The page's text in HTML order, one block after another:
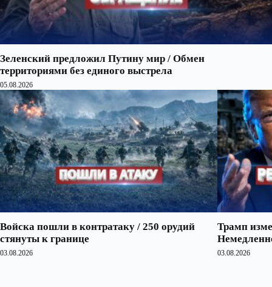
Зеленский предложил Путину мир / Обмен
территориями без единого выстрела
05.08.2026
Войска пошли в контратаку / 250 орудий
стянуты к границе
03.08.2026
Трамп
03.08.2026